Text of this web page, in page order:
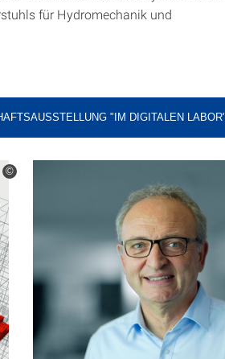
für Hydromechanik und
"IM DIGITALEN LABOR"
©